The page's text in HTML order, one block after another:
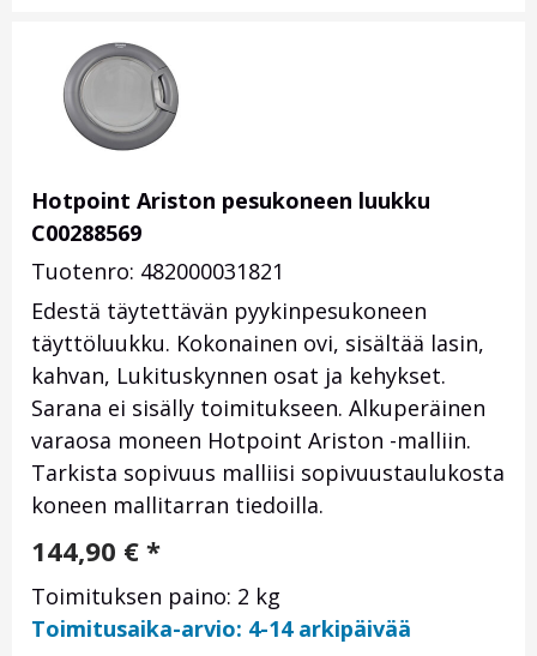
Hotpoint Ariston pesukoneen luukku
C00288569
Tuotenro: 482000031821
Edestä täytettävän pyykinpesukoneen
täyttöluukku. Kokonainen ovi, sisältää lasin,
kahvan, Lukituskynnen osat ja kehykset.
Sarana ei sisälly toimitukseen. Alkuperäinen
varaosa moneen Hotpoint Ariston -malliin.
Tarkista sopivuus malliisi sopivuustaulukosta
koneen mallitarran tiedoilla.
144,90 € *
Toimituksen paino: 2 kg
Toimitusaika-arvio: 4-14 arkipäivää